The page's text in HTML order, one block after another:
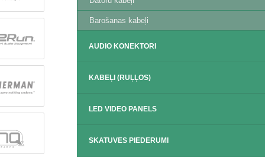
Barošanas kabeļi
AUDIO KONEKTORI
KABEĻI (RUĻĻOS)
LED VIDEO PANELS
SKATUVES PIEDERUMI